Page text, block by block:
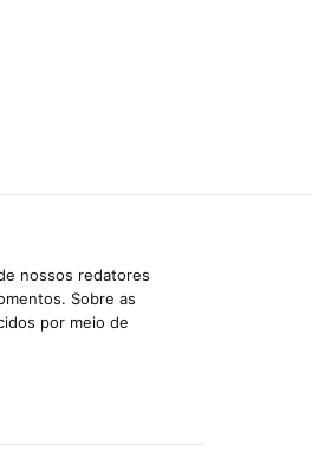
nossos redatores
Sobre as
por meio de